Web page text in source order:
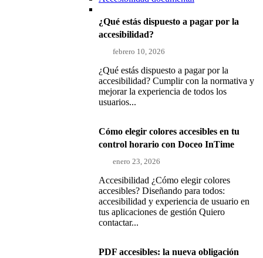
¿Qué estás dispuesto a pagar por la
accesibilidad?
febrero 10, 2026
¿Qué estás dispuesto a pagar por la
accesibilidad? Cumplir con la normativa y
mejorar la experiencia de todos los
usuarios...
Cómo elegir colores accesibles en tu
control horario con Doceo InTime
enero 23, 2026
Accesibilidad ¿Cómo elegir colores
accesibles? Diseñando para todos:
accesibilidad y experiencia de usuario en
tus aplicaciones de gestión Quiero
contactar...
PDF accesibles: la nueva obligación